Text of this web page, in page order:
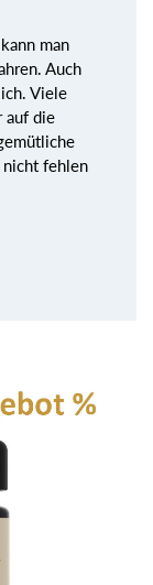
man
Auch
Viele
auf die
fehlen